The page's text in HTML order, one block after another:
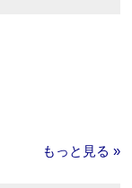
もっと見る »